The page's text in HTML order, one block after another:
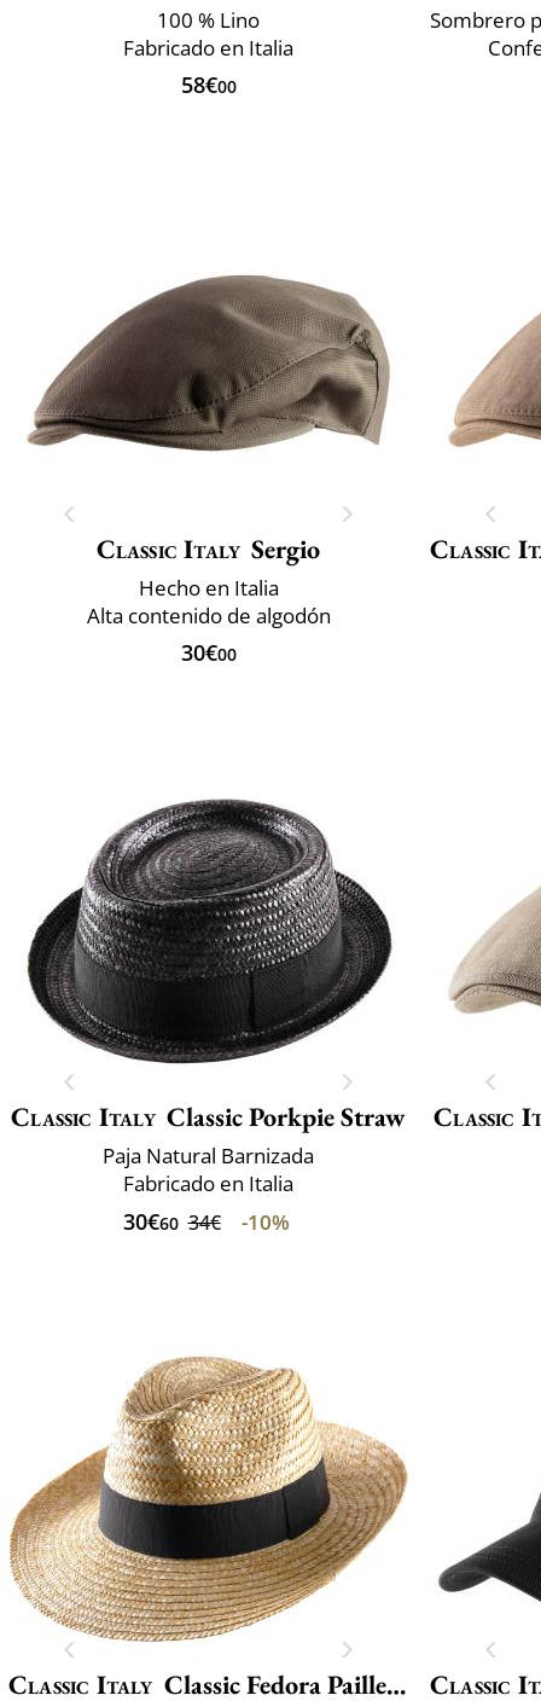
100 % Lino
Fabricado en Italia
58€00
Classic Italy Sergio
Hecho en Italia
Alta contenido de algodón
30€00
Classic
Classic Italy Classic Porkpie Straw
Paja Natural Barnizada
Fabricado en Italia
30€60 34€ -10%
Classic
Classic Italy Classic Fedora Paille Large Classic